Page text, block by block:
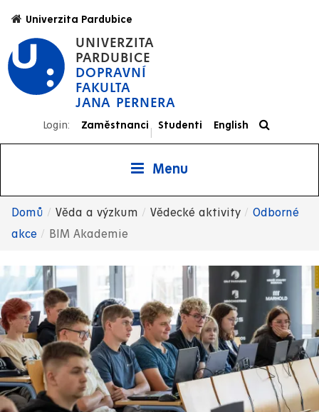
hlavnímu
obsahu
UNIVERZITA
PARDUBICE
DOPRAVNÍ
FAKULTA
JANA PERNERA
Univerzita Pardubice
Login: Zaměstnanci
|
Studenti English
Menu
Drobečková
navigace
Domů Věda a výzkum Vědecké aktivity
Odborné
akce
BIM Akademie